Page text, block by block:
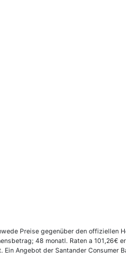
Preise gegenüber den offiziellen
48 monatl. Raten a
Angebot der Santander